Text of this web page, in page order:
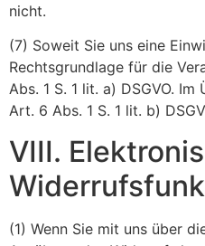
nicht.
(7) Soweit Sie uns eine
Rechtsgrundlage für die
Abs. 1 S. 1 lit. a) DSGVO.
Art. 6 Abs. 1 S. 1 lit. b)
VIII.
(1) Wenn Sie mit uns über